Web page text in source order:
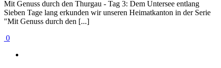
Mit Genuss durch den Thurgau - Tag 3: Dem Untersee entlang
Sieben Tage lang erkunden wir unseren Heimatkanton in der Serie
"Mit Genuss durch den [...]
0